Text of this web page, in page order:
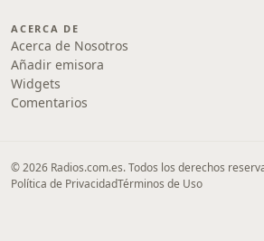
ACERCA DE
Acerca de Nosotros
Añadir emisora
Widgets
Comentarios
© 2026 Radios.com.es. Todos los derechos
Política de PrivacidadTérminos de Uso